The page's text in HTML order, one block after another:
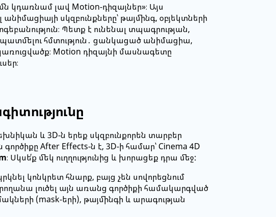
կդառնամ լավ Motion-դիզայներ»։ Այս
սկզբունքները՝ թայմինգ, օբյեկտների
Պետք է ունենալ տպագրության,
հմտություն․ ցանկացած անիմացիա,
Motion դիզայնի մասնագետը
և 3D-ն երեք սկզբունքորեն տարբեր
After Effects-ն է, 3D-ի համար՝ Cinema 4D
։ Սկսե՛ք մեկ ուղղությունից և խորացեք դրա մեջ:
կոնկրետ հնարք, բայց չեն սովորեցնում
լուծել այն առանց գործիքի համակարգված
(mask-երի), թայմինգի և արագության